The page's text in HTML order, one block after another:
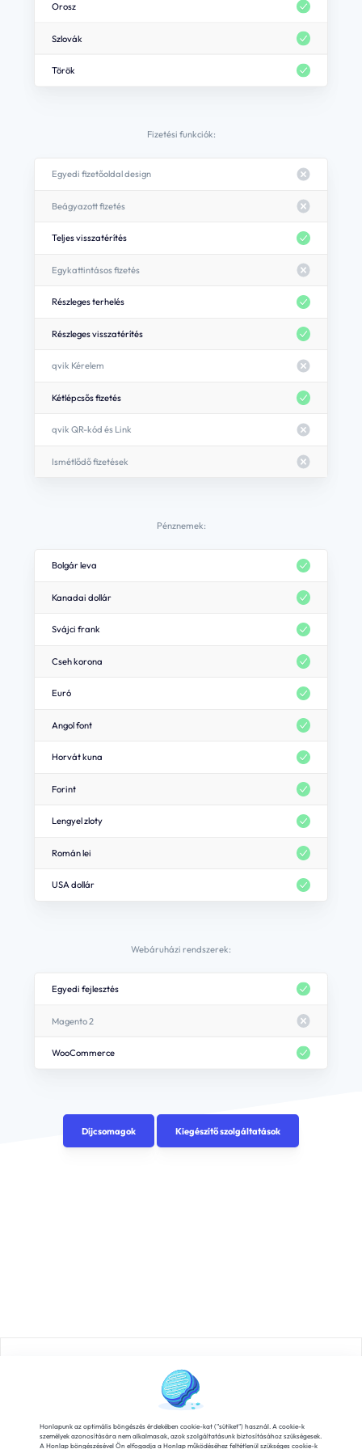
Orosz
Szlovák
Török
Fizetési funkciók:
Egyedi fizetőoldal design
Beágyazott fizetés
Teljes visszatérítés
Egykattintásos fizetés
Részleges terhelés
Részleges visszatérítés
qvik Kérelem
Kétlépcsős fizetés
qvik QR-kód és Link
Ismétlődő fizetések
Pénznemek:
Bolgár leva
Kanadai dollár
Svájci frank
Cseh korona
Euró
Angol font
Horvát kuna
Forint
Lengyel zloty
Román lei
USA dollár
Webáruházi rendszerek:
Egyedi fejlesztés
Magento 2
WooCommerce
Díjcsomagok Kiegészítő szolgáltatások
Fizetési szolgáltatók
Honlapunk az optimális böngészés érdekében cookie-kat ("sütiket") használ. A cookie-k
személyek azonosítására nem alkalmasak, azok szolgáltatásunk biztosításához szükségesek.
A Honlap böngészésével Ön elfogadja a Honlap működéséhez feltétlenül szükséges cookie-k
Az oldalon az alábbi, harmadik féltől származó cookie-kat használjuk: Facebook
hogy személyre szabott tartalmakat ajánlhassunk), Hotjar (azért, hogy
hőtérképeket készíthessünk az oldal használati szokásairól, valamint hogy rövid
Ha ezeket engedélyezed, segítesz nekünk abban, hogy a látogatókat jobban